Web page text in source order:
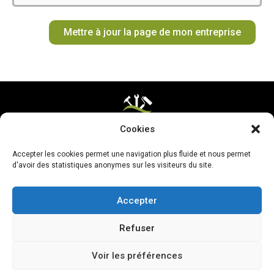
Cookies
Accepter les cookies permet une navigation plus fluide et nous permet
d'avoir des statistiques anonymes sur les visiteurs du site.
Accepter
Refuser
Voir les préférences
o
o
k
g
r
a
k
b
e
t
t
e
r
e
s
Mettre à jour la page de mon entreprise
Mettre ma page à jour